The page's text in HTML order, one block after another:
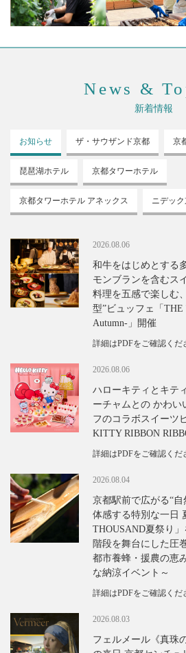
News &
新着情報
お知らせ ザ・サウザンド京都 京
琵琶湖ホテル 京都タワーホテル
京都タワーホテル アネックス ニデッ
2026.08.06
和牛をはじめとする
モンブランを含むス
料理を五感で楽しむ
型”ビュッフェ「
Autumn-」開催
詳細はPDFをご確認くだ
2026.08.06
ハローキティとキテ
ーチャムとの かわい
フのコラボスイーツ
KITTY RIBBON
詳細はPDFをご確認くだ
2026.08.04
京都駅前で広がる“自
体感する特別な一日
THOUSAND夏祭り
階段を舞台にした圧
都市養蜂・援農の恵
な納涼イベント～
詳細はPDFをご確認くだ
2026.08.03
フェルメール《真珠